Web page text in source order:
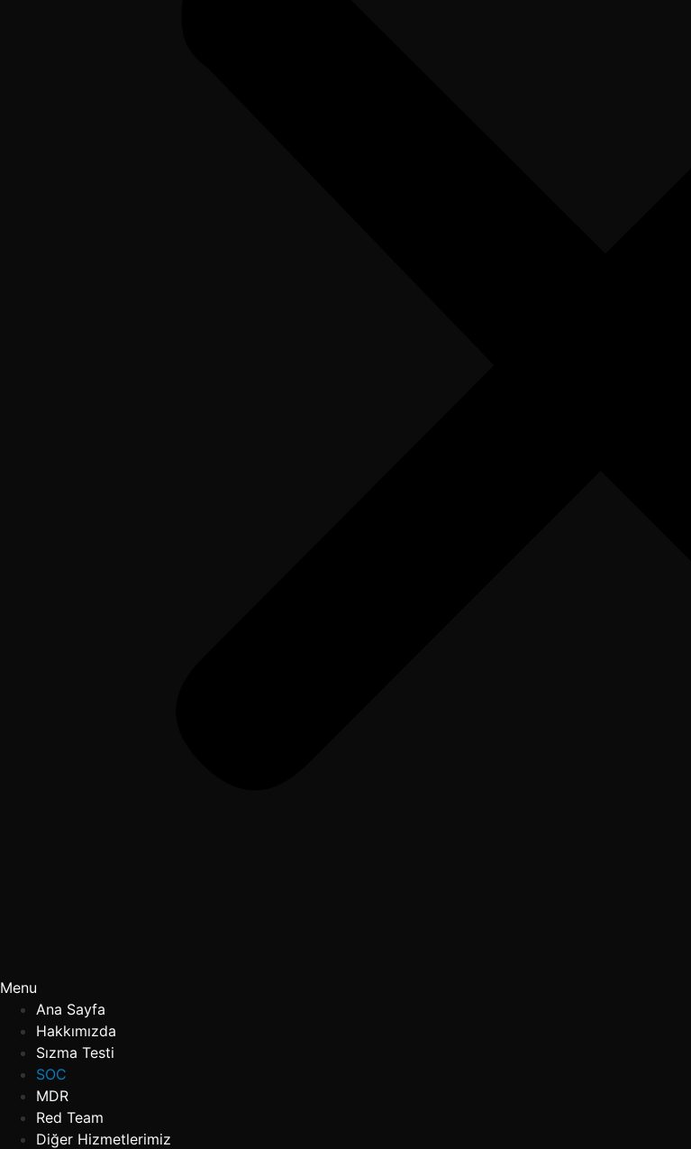
Menu
Ana Sayfa
Hakkımızda
Sızma Testi
SOC
MDR
Red Team
Diğer Hizmetlerimiz